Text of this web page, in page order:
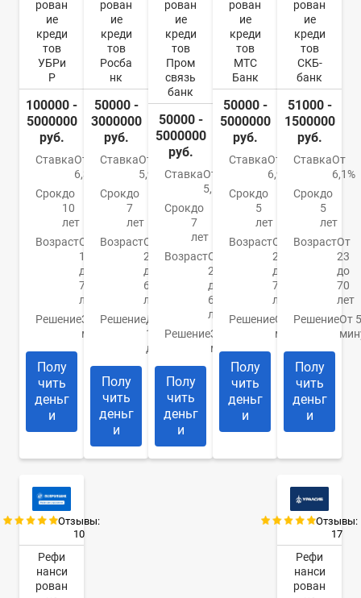
рован
ие
креди
тов
УБРи
Р
100000 -
5000000
руб.
СтавкаОт
6,3%
Срокдо
10
лет
ВозрастОт
19
до
75
лет
РешениеЗа 15
минут
Полу
чить
деньг
и
рован
ие
креди
тов
Росба
нк
50000 -
3000000
руб.
СтавкаОт
5,9%
Срокдо
7
лет
ВозрастОт
22
до
65
лет
РешениеДо
1
дня
Полу
чить
деньг
и
рован
ие
креди
тов
Пром
связь
банк
50000 -
5000000
руб.
СтавкаОт
5,5%
Срокдо
7
лет
ВозрастОт
23
до
65
лет
РешениеЗа 5
минут
Полу
чить
деньг
и
рован
ие
креди
тов
МТС
Банк
50000 -
5000000
руб.
СтавкаОт
6,9%
Срокдо
5
лет
ВозрастОт
20
до
70
лет
РешениеОт 15
минут
Полу
чить
деньг
и
рован
ие
креди
тов
СКБ-
банк
51000 -
1500000
руб.
СтавкаОт
6,1%
Срокдо
5
лет
ВозрастОт
23
до
70
лет
РешениеОт 5
Полу
чить
деньг
и
Отзывы:
10
Рефи
нанси
рован
Отзывы:
17
Рефи
нанси
рован